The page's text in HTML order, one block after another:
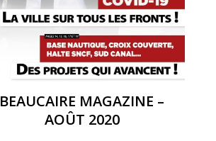
BEAUCAIRE MAGAZINE –
AOÛT 2020